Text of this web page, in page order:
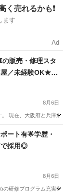
く売れるかも❗️
ます
Ad
の販売・修理スタ
／未経験OK★知
以上可能★
8月6日
現在、大阪府と兵庫
ート有🌟学歴・
で採用◎
8月6日
の研修プログラム充実